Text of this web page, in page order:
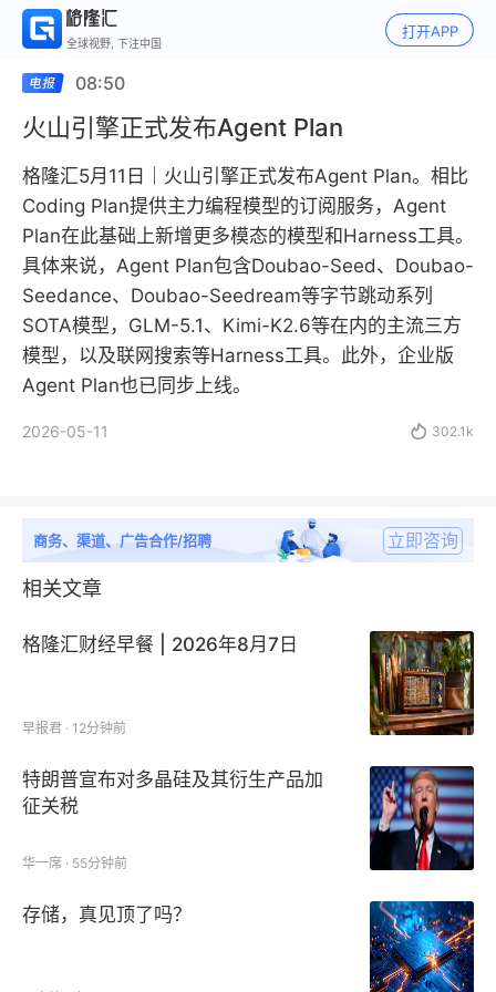
全球视野, 下注中国
打开APP
08:50
火山引擎正式发布Agent Plan
格隆汇5月11日｜火山引擎正式发布Agent Plan。相比
Coding Plan提供主力编程模型的订阅服务，Agent
Plan在此基础上新增更多模态的模型和Harness工具。
具体来说，Agent Plan包含Doubao-Seed、Doubao-
Seedance、Doubao-Seedream等字节跳动系列
SOTA模型，GLM-5.1、Kimi-K2.6等在内的主流三方
模型，以及联网搜索等Harness工具。此外，企业版
Agent Plan也已同步上线。
2026-05-11  302.1k
商务、渠道、广告合作/招聘 立即咨询
相关文章
格隆汇财经早餐 | 2026年8月7日
早报君 · 12分钟前
特朗普宣布对多晶硅及其衍生产品加
征关税
华一席 · 55分钟前
存储，真见顶了吗？